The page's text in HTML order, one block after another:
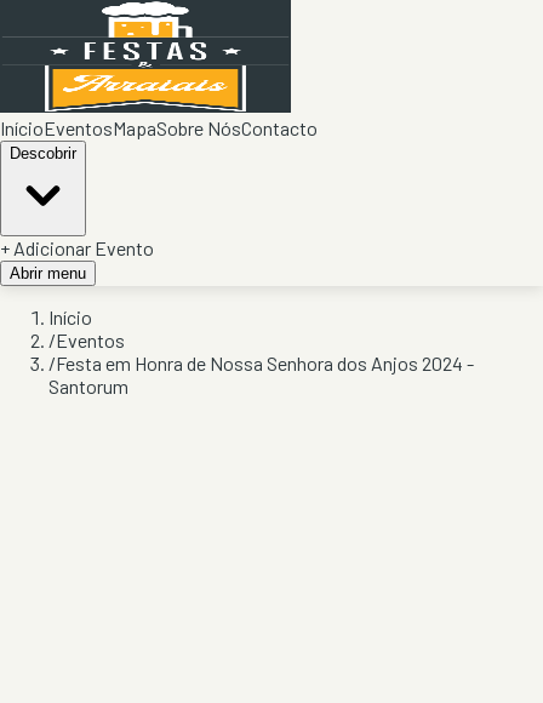
InícioEventosMapaSobre NósContacto
Descobrir
+ Adicionar Evento
Abrir menu
Início
/Eventos
/Festa em Honra de Nossa Senhora dos Anjos 2024 -
Santorum